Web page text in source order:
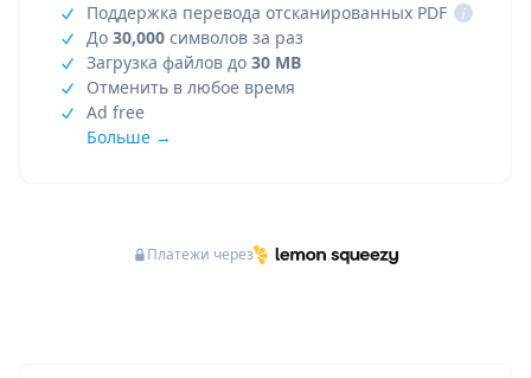
Поддержка перевода отсканированных PDF
i
До 30,000 символов за раз
Загрузка файлов до 30 MB
Отменить в любое время
Ad free
Больше →
Платежи через